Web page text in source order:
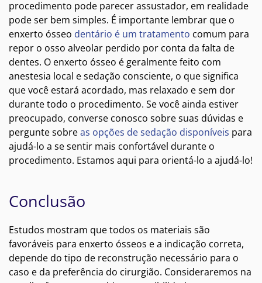
procedimento pode parecer assustador, em realidade
pode ser bem simples. É importante lembrar que o
enxerto ósseo dentário é um tratamento comum para
repor o osso alveolar perdido por conta da falta de
dentes. O enxerto ósseo é geralmente feito com
anestesia local e sedação consciente, o que significa
que você estará acordado, mas relaxado e sem dor
durante todo o procedimento. Se você ainda estiver
preocupado, converse conosco sobre suas dúvidas e
pergunte sobreas opções de sedação disponíveis para
ajudá-lo a se sentir mais confortável durante o
procedimento. Estamos aqui para orientá-lo a ajudá-lo!
Conclusão
Estudos mostram que todos os materiais são
favoráveis para enxerto ósseos e a indicação correta,
depende do tipo de reconstrução necessário para o
caso e da preferência do cirurgião. Consideraremos na